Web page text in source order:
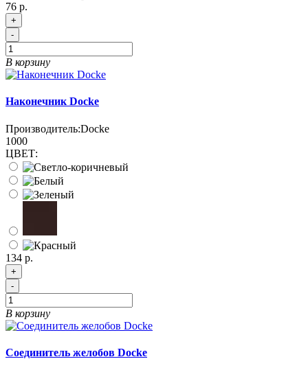
76 р.
+
-
В корзину
Наконечник Docke
Производитель:Docke
1000
ЦВЕТ:
134 р.
+
-
В корзину
Соединитель желобов Docke